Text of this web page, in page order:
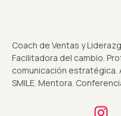
Coach de Ventas y
Facilitadora del cambio.
comunicación estratégica.
SMILE. Mentora.